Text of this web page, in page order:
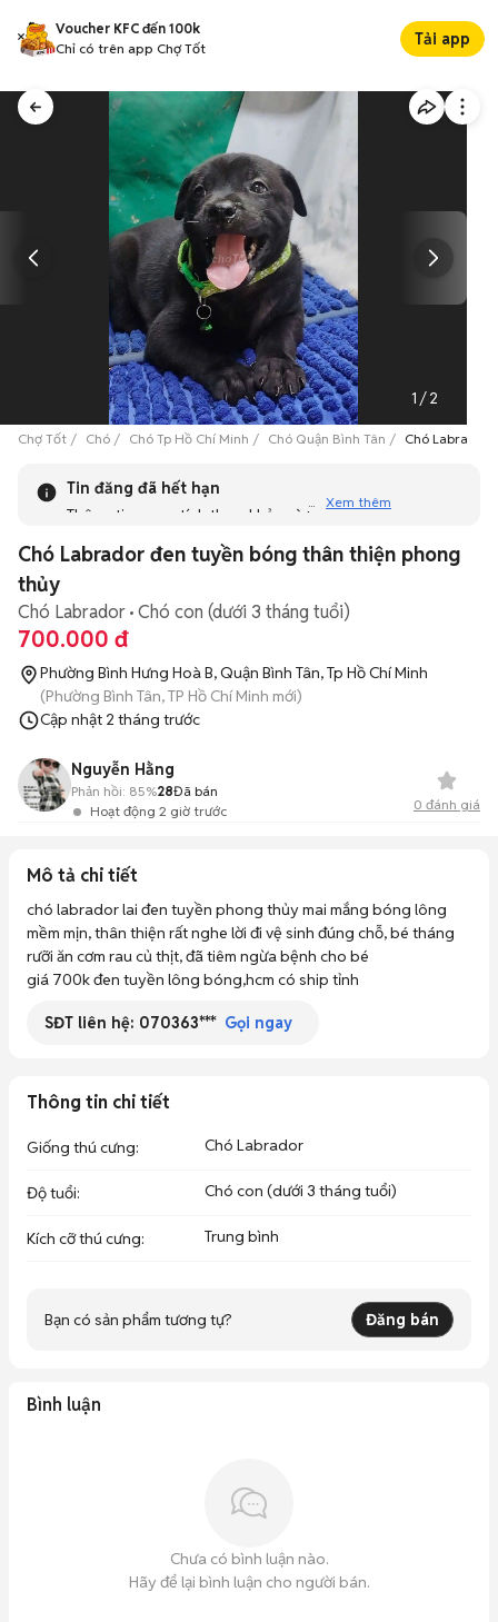
Voucher KFC đến 100k
Chỉ có trên app Chợ Tốt
Tải app
1 /2
Chợ Tốt Chó Chó Tp Hồ Chí Minh Chó Quận Bình Tân Chó Labrador
Tin đăng đã hết hạn
Thông tin mang tính tham khảo và bạn không thể liên hệ
tương tự khác dưới đây nhé!
Xem thêm
Chó Labrador đen tuyền bóng thân thiện phong
thủy
Chó Labrador Chó con (dưới 3 tháng tuổi)
700.000 đ
Phường Bình Hưng Hoà B, Quận Bình Tân, Tp Hồ Chí Minh
(Phường Bình Tân, TP Hồ Chí Minh mới)
Cập nhật 2 tháng trước
Nguyễn Hằng
Hoạt động 2 giờ trước
Phản hồi: 85%28Đã bán
0 đánh giá
Mô tả chi tiết
chó labrador lai đen tuyền phong thủy mai mắng bóng lông
mềm mịn, thân thiện rất nghe lời đi vệ sinh đúng chỗ, bé tháng
rưỡi ăn cơm rau củ thịt, đã tiêm ngừa bệnh cho bé
giá 700k đen tuyền lông bóng,hcm có ship tỉnh
SĐT liên hệ: 070363*** Gọi ngay
Thông tin chi tiết
Giống thú cưng: Chó Labrador
Độ tuổi: Chó con (dưới 3 tháng tuổi)
Kích cỡ thú cưng: Trung bình
Bạn có sản phẩm tương tự? Đăng bán
Bình luận
Chưa có bình luận nào.
Hãy để lại bình luận cho người bán.